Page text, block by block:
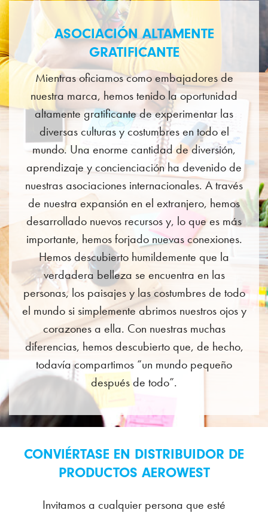
ASOCIACIÓN ALTAMENTE
GRATIFICANTE
Mientras oficiamos como embajadores de
nuestra marca, hemos tenido la oportunidad
altamente gratificante de experimentar las
diversas culturas y costumbres en todo el
mundo. Una enorme cantidad de diversión,
aprendizaje y concienciación ha devenido de
nuestras asociaciones internacionales. A través
de nuestra expansión en el extranjero, hemos
desarrollado nuevos recursos y, lo que es más
importante, hemos forjado nuevas conexiones.
Hemos descubierto humildemente que la
verdadera belleza se encuentra en las
personas, los paisajes y las costumbres de todo
el mundo si simplemente abrimos nuestros ojos y
corazones a ella. Con nuestras muchas
diferencias, hemos descubierto que, de hecho,
todavía compartimos “un mundo pequeño
después de todo”.
CONVIÉRTASE EN DISTRIBUIDOR DE
PRODUCTOS AEROWEST
Invitamos a cualquier persona que esté